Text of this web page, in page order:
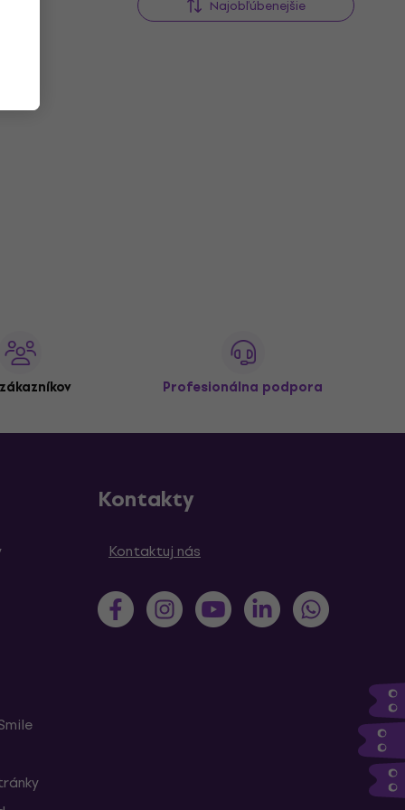
Najobľúbenejšie
Profesionálna podpora
Kontakty
Kontaktuj nás